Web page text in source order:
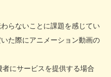
らないことに課題を感じてい
た際にアニメーション動画の
にサービスを提供する場合